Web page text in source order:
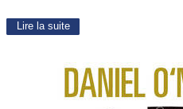
Lire la suite